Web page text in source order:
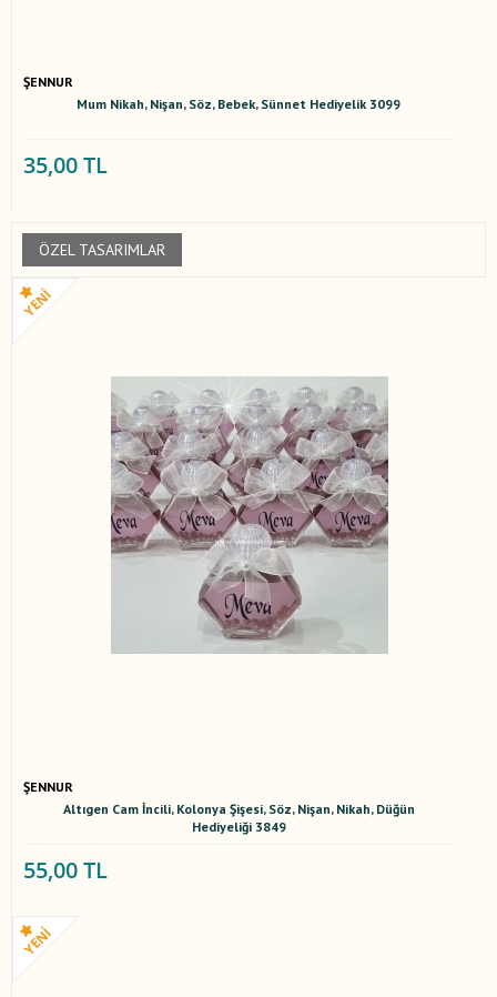
ŞENNUR
Mum Nikah, Nişan, Söz, Bebek, Sünnet Hediyelik 3099
35,00 TL
ÖZEL TASARIMLAR
ŞENNUR
Altıgen Cam İncili, Kolonya Şişesi, Söz, Nişan, Nikah, Düğün
Hediyeliği 3849
55,00 TL